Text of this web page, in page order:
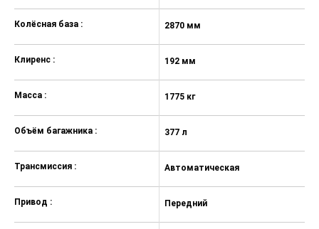
Светодиодные фары
Подушка безопасности пассажира
(BAS, EBD)
Система предотвращения
Подушки безопасности боковые
Антиблокировочная система (ABS)
Колёсная база :
Клиренс :
Масса :
Объём багажника :
Трансмиссия :
Привод :
2870 мм
192 мм
1775 кг
377 л
Автоматическая
Передний